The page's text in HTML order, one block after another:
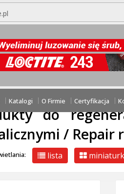
PRZEJDŹ DO
Katalogi O Firmie Certyfikacja
Regeneracja powierzchni i
z wypełniaczami metalicznymi /
do
/ Repair
lista
ZAŁÓŻ KONTO
hasła?